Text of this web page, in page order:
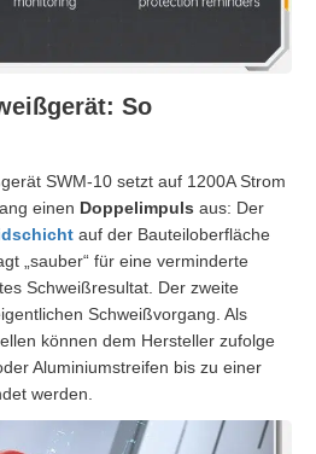
So
SWM-10 setzt auf 1200A Strom
einen Doppelimpuls aus: Der
auf der Bauteiloberfläche
„sauber“ für eine verminderte
Schweißresultat. Der zweite
Schweißvorgang. Als
können dem Hersteller zufolge
Aluminiumstreifen bis zu einer
werden.